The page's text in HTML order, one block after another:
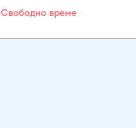
Свободно време